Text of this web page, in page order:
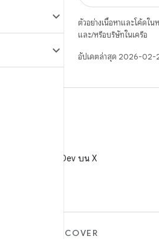
ตัวอย่างเนื้อหาและโค้ดใ
และ/หรือบริษัทในเครือ
อัปเดตล่าสุด 2026-02-
ติดตาม @AndroidDev บน X
DISCOVER